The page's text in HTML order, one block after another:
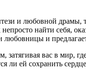
и любовной
найти себя,
и
вас в мир,
ли ей сохранить